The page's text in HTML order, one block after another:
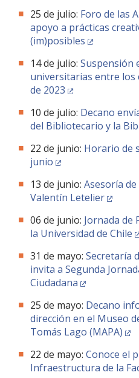
25 de julio: Foro de las
apoyo a prácticas
(im)posibles
14 de julio: Suspensión
universitarias entre los
de 2023
10 de julio: Decano
del Bibliotecario y la
22 de junio: Horario de
junio
13 de junio: Asesoría
Valentín Letelier
06 de junio: Jornada de
la Universidad de Chile
31 de mayo: Secretaría
invita a Segunda
Ciudadana
25 de mayo: Decano
dirección en el Museo
Tomás Lago (MAPA)
22 de mayo: Conoce el
Infraestructura de la